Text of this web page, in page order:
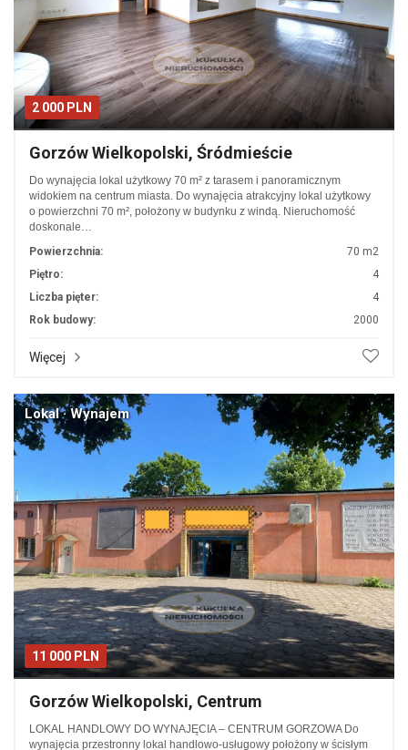
2 000 PLN
Gorzów Wielkopolski, Śródmieście
Do wynajęcia lokal użytkowy 70 m² z tarasem i panoramicznym
widokiem na centrum miasta. Do wynajęcia atrakcyjny lokal użytkowy
o powierzchni 70 m², położony w budynku z windą. Nieruchomość
doskonale…
Powierzchnia:
70 m2
Piętro:
4
Liczba pięter:
4
Rok budowy:
2000
Więcej
11 000 PLN
Lokal · Wynajem
Gorzów Wielkopolski, Centrum
LOKAL HANDLOWY DO WYNAJĘCIA – CENTRUM GORZOWA Do
wynajęcia przestronny lokal handlowo-usługowy położony w ścisłym